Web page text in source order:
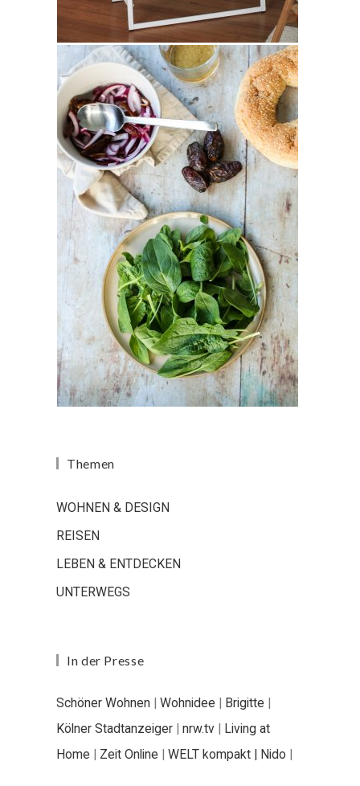
Themen
WOHNEN & DESIGN
REISEN
LEBEN & ENTDECKEN
UNTERWEGS
In der Presse
Schöner Wohnen | Wohnidee | Brigitte |
Kölner Stadtanzeiger | nrw.tv | Living at
Home | Zeit Online | WELT kompakt | Nido |